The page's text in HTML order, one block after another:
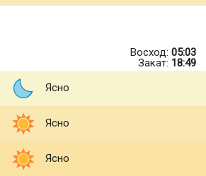
Восход: 05:03
Закат: 18:49
Ясно
Ясно
Ясно